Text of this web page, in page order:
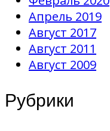
Апрель 2019
Август 2017
Август 2011
Август 2009
Рубрики